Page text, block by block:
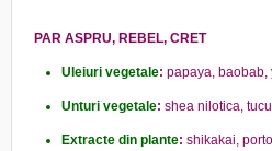
PAR ASPRU, REBEL, CRET
Uleiuri vegetale: papaya, baobab,
Unturi vegetale: shea nilotica,
Extracte din plante: shikakai,